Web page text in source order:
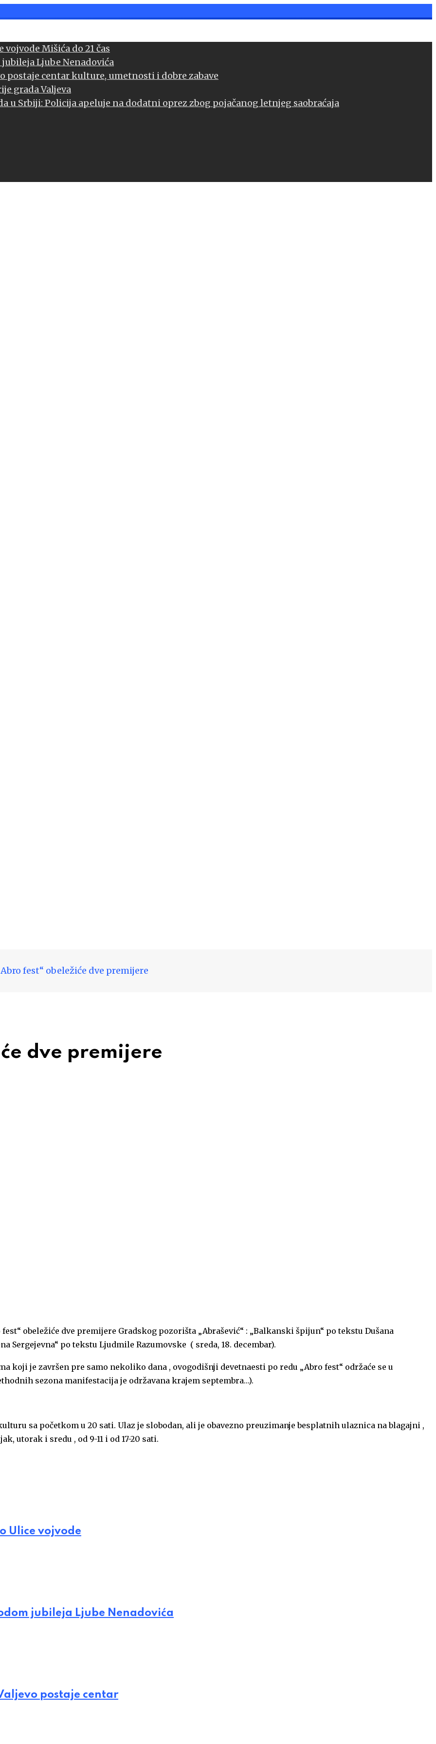
Mišića do 21 čas
Ljube Nenadovića
postaje centar kulture, umetnosti i dobre zabave
grada Valjeva
u Srbiji: Policija apeluje na dodatni oprez zbog pojačanog letnjeg saobraćaja
fest“ obeležiće dve premijere
dve premijere
obeležiće dve premijere Gradskog pozorišta „Abrašević“ : „Balkanski špijun“ po tekstu Dušana
Sergejevna“ po tekstu Ljudmile Razumovske ( sreda, 18. decembar).
je završen pre samo nekoliko dana , ovogodišnji devetnaesti po redu „Abro fest“ održaće se u
sezona manifestacija je održavana krajem septembra…).
sa početkom u 20 sati. Ulaz je slobodan, ali je obavezno preuzimanje besplatnih ulaznica na blagajni ,
utorak i sredu , od 9-11 i od 17-20 sati.
Ulice vojvode
jubileja Ljube Nenadovića
postaje centar